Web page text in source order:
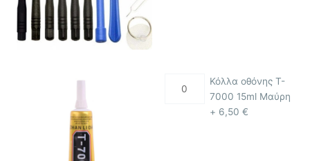
Κόλλα οθόνης T-
7000 15ml Μαύρη
+ 6,50 €